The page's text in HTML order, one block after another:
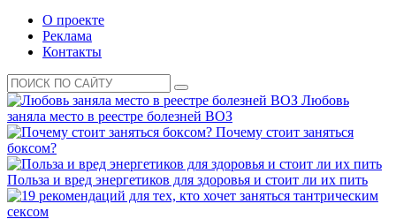
О проекте
Реклама
Контакты
Любовь
заняла место в реестре болезней ВОЗ
Почему стоит заняться
боксом?
Польза и вред энергетиков для здоровья и стоит ли их пить